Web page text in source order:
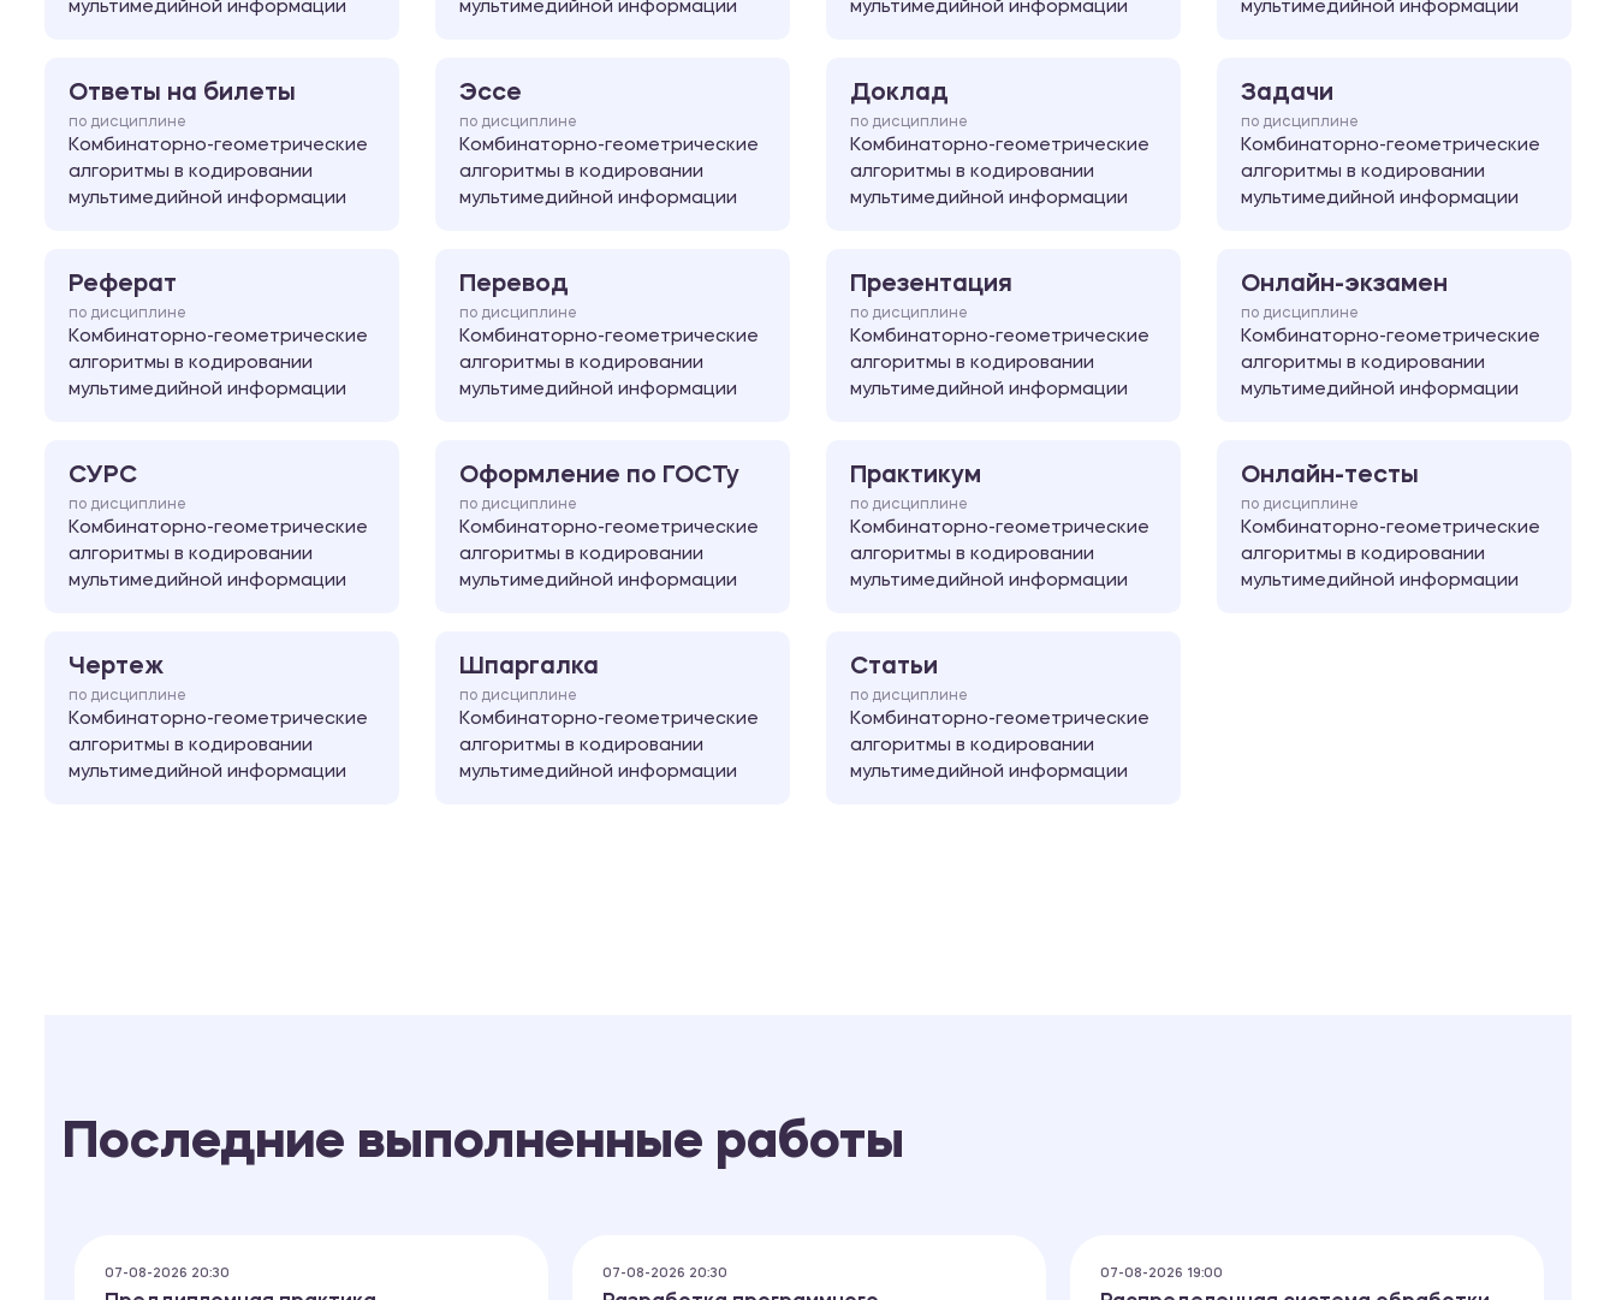
мультимедийной информации
мультимедийной информации
мультимедийной информации
мультимедийной информации
Ответы на билеты
по дисциплине
Комбинаторно-геометрические
алгоритмы в кодировании
мультимедийной информации
Эссе
по дисциплине
Комбинаторно-геометрические
алгоритмы в кодировании
мультимедийной информации
Доклад
по дисциплине
Комбинаторно-геометрические
алгоритмы в кодировании
мультимедийной информации
Задачи
по дисциплине
Комбинаторно-геометрические
алгоритмы в кодировании
мультимедийной информации
Реферат
по дисциплине
Комбинаторно-геометрические
алгоритмы в кодировании
мультимедийной информации
Перевод
по дисциплине
Комбинаторно-геометрические
алгоритмы в кодировании
мультимедийной информации
Презентация
по дисциплине
Комбинаторно-геометрические
алгоритмы в кодировании
мультимедийной информации
Онлайн-экзамен
по дисциплине
Комбинаторно-геометрические
алгоритмы в кодировании
мультимедийной информации
СУРС
по дисциплине
Комбинаторно-геометрические
алгоритмы в кодировании
мультимедийной информации
Оформление по ГОСТу
по дисциплине
Комбинаторно-геометрические
алгоритмы в кодировании
мультимедийной информации
Практикум
по дисциплине
Комбинаторно-геометрические
алгоритмы в кодировании
мультимедийной информации
Онлайн-тесты
по дисциплине
Комбинаторно-геометрические
алгоритмы в кодировании
мультимедийной информации
Чертеж
по дисциплине
Комбинаторно-геометрические
алгоритмы в кодировании
мультимедийной информации
Шпаргалка
по дисциплине
Комбинаторно-геометрические
алгоритмы в кодировании
мультимедийной информации
Статьи
по дисциплине
Комбинаторно-геометрические
алгоритмы в кодировании
мультимедийной информации
Последние выполненные работы
07-08-2026 20:30 07-08-2026 20:30 07-08-2026 19:00